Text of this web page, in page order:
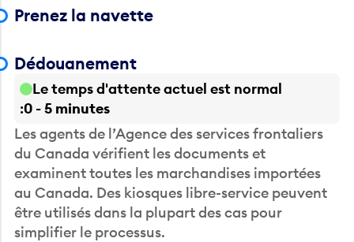
Prenez la navette
Dédouanement
Le temps d'attente actuel est normal
0 - 5 minutes
Les agents de l’Agence des services frontaliers
du Canada vérifient les documents et
examinent toutes les marchandises importées
au Canada. Des kiosques libre-service peuvent
être utilisés dans la plupart des cas pour
simplifier le processus.